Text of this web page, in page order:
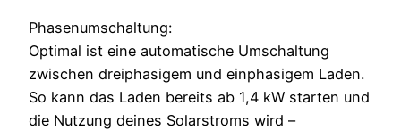
Phasenumschaltung:
Optimal ist eine automatische Umschaltung
zwischen dreiphasigem und einphasigem Laden.
So kann das Laden bereits ab 1,4 kW starten und
die Nutzung deines Solarstroms wird –